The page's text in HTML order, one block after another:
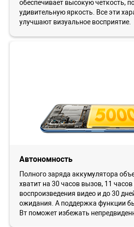
обеспечивает высокую четкость,
удивительную яркость. Все эти
улучшают визуальное восприятие.
Автономность
Полного заряда аккумулятора
хватит на 30 часов вызов, 11 часов
воспроизведения видео и до 30
ожидания. А поддержка функции
Вт поможет избежать